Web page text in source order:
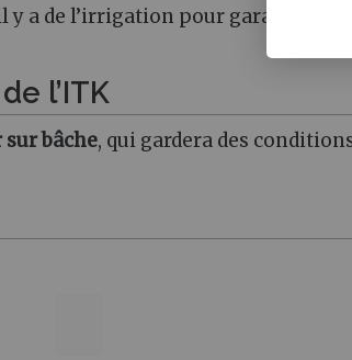
a de l’irrigation pour garantir le
l’ITK
bâche, qui gardera des